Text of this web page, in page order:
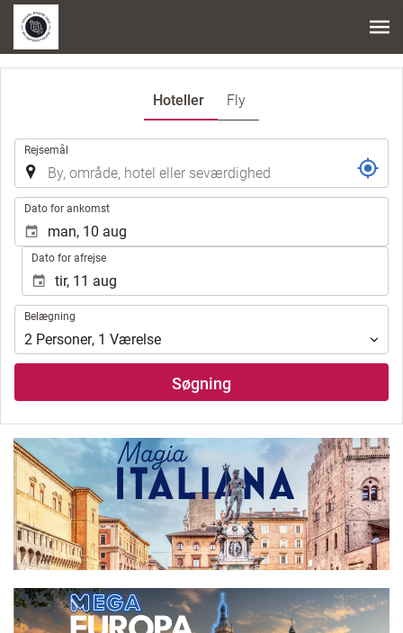
Hoteller Fly
Rejsemål
Dato for ankomst
Dato for afrejse
Belægning
Belægning
2 Personer, 1 Værelse
Søgning